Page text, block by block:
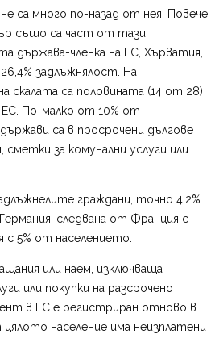
са много по-назад от нея. Повече
също са част от тази
държава-членка на ЕС, Хърватия,
задлъжнялост. На
скалата са половината (14 от 28)
По-малко от 10% от
са в просрочени дългове
сметки за комунални услуги или
граждани, точно 4,2%
следвана от Франция с
с 5% от населението.
или наем, изключваща
или покупки на разсрочено
в ЕС е регистриран отново в
население има неизплатени